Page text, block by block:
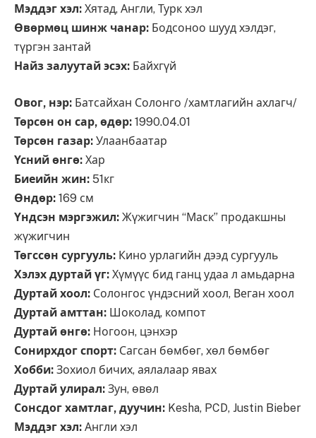
Мэддэг хэл: Хятад, Англи, Турк хэл
Өвөрмөц шинж чанар: Бодсоноо шууд хэлдэг,
түргэн зантай
Найз залуутай эсэх: Байхгүй
Овог, нэр: Батсайхан Солонго /хамтлагийн ахлагч/
Төрсөн он сар, өдөр: 1990.04.01
Төрсөн газар: Улаанбаатар
Үсний өнгө: Хар
Биеийн жин: 51кг
Өндөр: 169 см
Үндсэн мэргэжил: Жүжигчин “Маск” продакшны
жүжигчин
Төгссөн сургууль: Кино урлагийн дээд сургууль
Хэлэх дуртай үг: Хүмүүс бид ганц удаа л амьдарна
Дуртай хоол: Солонгос үндэсний хоол, Веган хоол
Дуртай амттан: Шоколад, компот
Дуртай өнгө: Ногоон, цэнхэр
Сонирхдог спорт: Сагсан бөмбөг, хөл бөмбөг
Хобби: Зохиол бичих, аялалаар явах
Дуртай улирал: Зун, өвөл
Сонсдог хамтлаг, дуучин: Kesha, PCD, Justin Bieber
Мэддэг хэл: Англи хэл